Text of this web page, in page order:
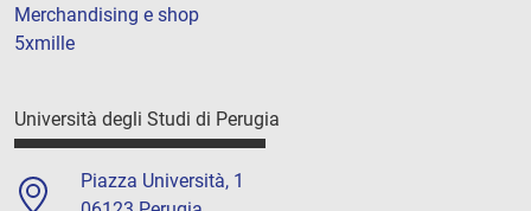
Merchandising e shop
5xmille
Università degli Studi di Perugia
Piazza Università, 1